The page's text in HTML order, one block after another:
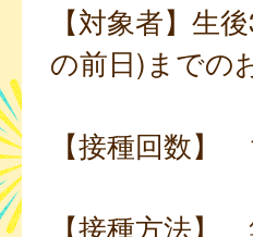
【対象者】生
の前日)までの
【接種回数】
【接種方法